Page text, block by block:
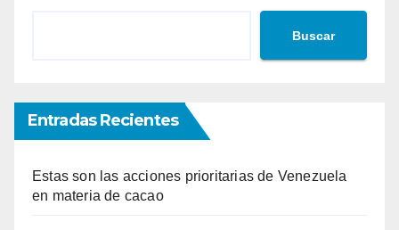
Buscar
Entradas Recientes
Estas son las acciones prioritarias de Venezuela
en materia de cacao